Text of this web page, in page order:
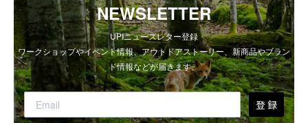
NEWSLETTER
UPIニュースレター登録
ワークショップやイベント情報、アウトドアストーリー、新商品やブラン
ド情報などが届きます。
登 録